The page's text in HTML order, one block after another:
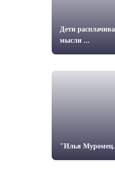
Дети
мысли ...
"Илья Муромец.